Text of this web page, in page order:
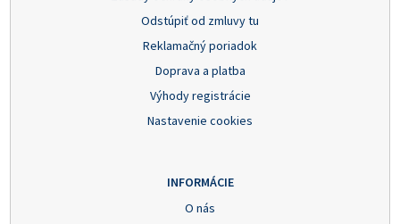
Odstúpiť od zmluvy tu
Reklamačný poriadok
Doprava a platba
Výhody registrácie
Nastavenie cookies
INFORMÁCIE
O nás